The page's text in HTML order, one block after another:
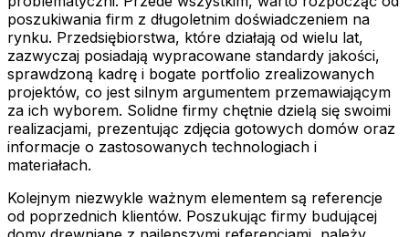
poszukiwania firm z długoletnim doświadczeniem na
rynku. Przedsiębiorstwa, które działają od wielu lat,
zazwyczaj posiadają wypracowane standardy jakości,
sprawdzoną kadrę i bogate portfolio zrealizowanych
projektów, co jest silnym argumentem przemawiającym
za ich wyborem. Solidne firmy chętnie dzielą się swoimi
realizacjami, prezentując zdjęcia gotowych domów oraz
informacje o zastosowanych technologiach i
materiałach.
Kolejnym niezwykle ważnym elementem są referencje
od poprzednich klientów. Poszukując firmy budującej